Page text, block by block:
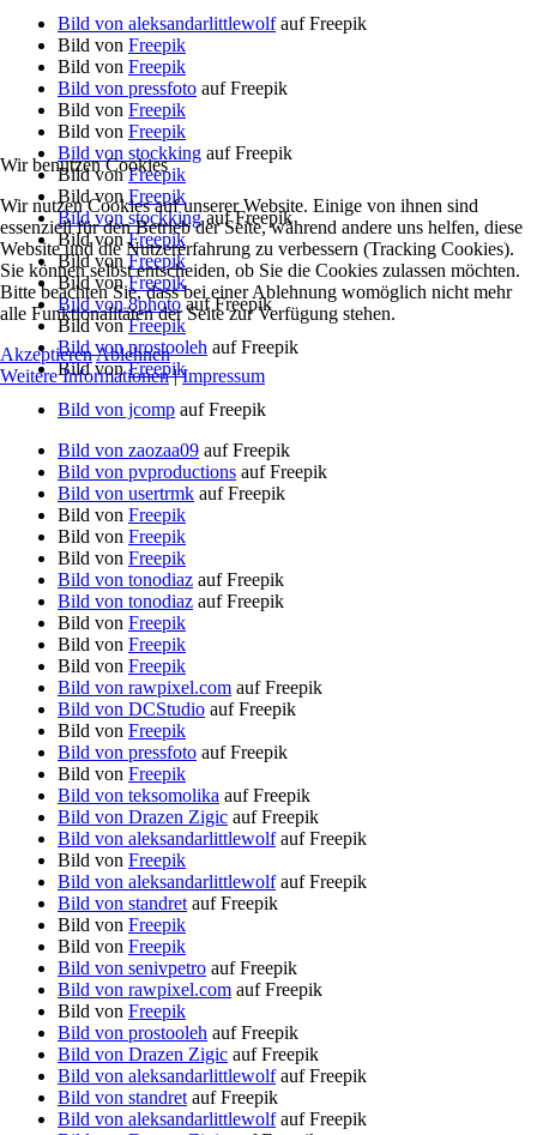
Bild von aleksandarlittlewolfauf Freepik
Bild von Freepik
Bild von Freepik
Bild von pressfoto auf Freepik
Bild von Freepik
Bild von Freepik
Bild von stockking auf Freepik
Bild vonFreepik
Bild von Freepik
Bild von stockkingauf Freepik
Bild vonFreepik
Bild vonFreepik
Bild vonFreepik
Bild von 8photoauf Freepik
Bild vonFreepik
Bild von prostooleh auf Freepik
Bild vonFreepik
Bild von jcomp auf Freepik
Bild von zaozaa09 auf Freepik
Bild von pvproductions auf Freepik
Bild von usertrmk auf Freepik
Bild von Freepik
Bild von Freepik
Bild von Freepik
Bild von tonodiaz auf Freepik
Bild von tonodiaz auf Freepik
Bild von Freepik
Bild von Freepik
Bild von Freepik
Bild von rawpixel.com auf Freepik
Bild von DCStudio auf Freepik
Bild von Freepik
Bild von pressfoto auf Freepik
Bild von Freepik
Bild von teksomolika auf Freepik
Bild von Drazen Zigic auf Freepik
Bild von aleksandarlittlewolfauf Freepik
Bild von Freepik
Bild von aleksandarlittlewolfauf Freepik
Bild von standret auf Freepik
Bild von Freepik
Bild von Freepik
Bild von senivpetro auf Freepik
Bild von rawpixel.com auf Freepik
Bild von Freepik
Bild von prostooleh auf Freepik
Bild von Drazen Zigic auf Freepik
Bild von aleksandarlittlewolfauf Freepik
Bild von standret auf Freepik
Bild von aleksandarlittlewolfauf Freepik
Wir benutzen Cookies
Wir nutzen Cookies auf unserer Website. Einige von ihnen sind
essenziell für den Betrieb der Seite, während andere uns helfen, diese
Website und die Nutzererfahrung zu verbessern (Tracking Cookies).
Sie können selbst entscheiden, ob Sie die Cookies zulassen möchten.
Bitte beachten Sie, dass bei einer Ablehnung womöglich nicht mehr
alle Funktionalitäten der Seite zur Verfügung stehen.
AkzeptierenAblehnen
Weitere Informationen|Impressum